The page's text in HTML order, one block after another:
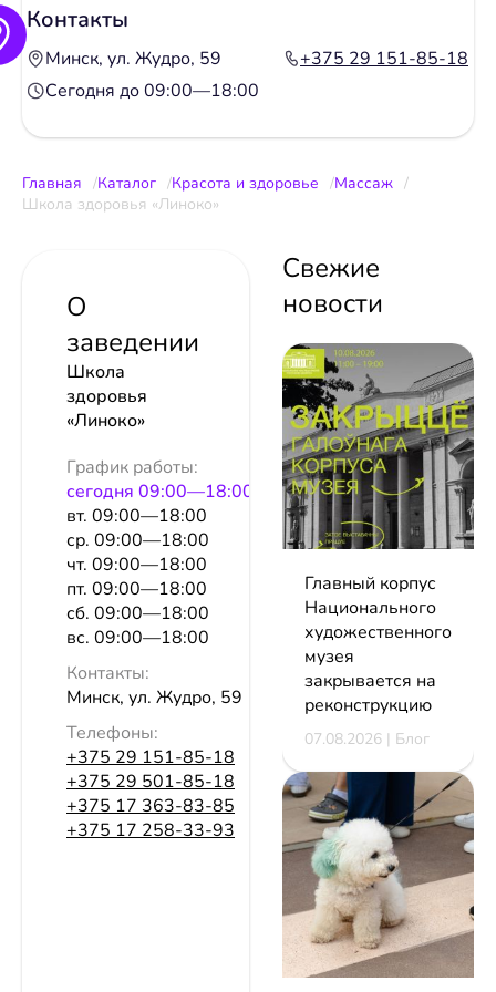
Контакты
Минск, ул. Жудро, 59
+375 29 151-85-18
Сегодня до 09:00—18:00
Главная Каталог Красота и здоровье
Массаж
Школа здоровья «Линоко»
О
заведении
Школа
здоровья
«Линоко»
График работы:
сeгодня 09:00—18:00
вт. 09:00—18:00
ср. 09:00—18:00
чт. 09:00—18:00
пт. 09:00—18:00
сб. 09:00—18:00
вс. 09:00—18:00
Контакты:
Минск, ул. Жудро, 59
Телефоны:
+375 29 151-85-18
+375 29 501-85-18
+375 17 363-83-85
+375 17 258-33-93
Свежие
новости
Главный корпус
Национального
художественного
музея
закрывается на
реконструкцию
07.08.2026 | Блог